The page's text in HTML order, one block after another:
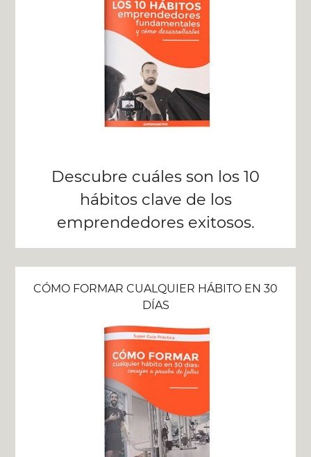
Descubre cuáles son los 10
hábitos clave de los
emprendedores exitosos.
CÓMO FORMAR CUALQUIER HÁBITO EN 30
DÍAS